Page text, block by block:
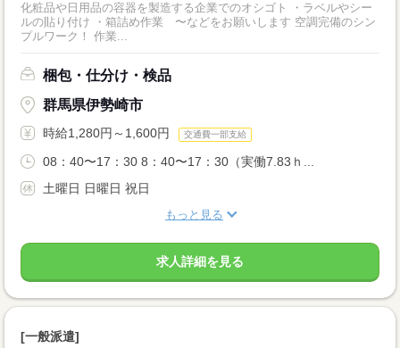
化粧品や日用品の容器を製造する企業でのオシゴト ・ラベルやシー
ルの貼り付け ・箱詰め作業 〜などをお願いします 空調完備のシン
プルワーク！ 作業...
梱包・仕分け・検品
群馬県伊勢崎市
時給1,280円～1,600円 交通費一部支給
08：40〜17：30 8：40〜17：30（実働7.83ｈ...
土曜日 日曜日 祝日
もっと見る
求人詳細を見る
[一般派遣]